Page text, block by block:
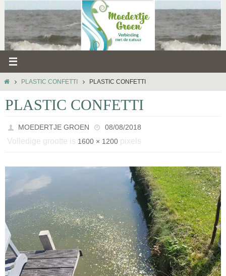
inhoud
HOMEPLASTIC CONFETTI PLASTIC CONFETTI
PLASTIC CONFETTI
MOEDERTJE GROEN 08/08/2018
Volledige grootte is 1600 × 1200 pixels